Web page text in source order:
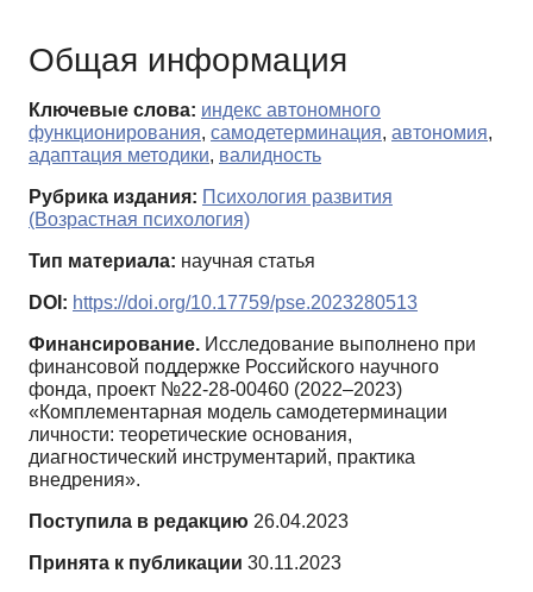
Общая информация
Ключевые слова: индекс автономного
функционирования, самодетерминация, автономия,
адаптация методики, валидность
Рубрика издания: Психология развития
(Возрастная психология)
Тип материала: научная статья
DOI: https://doi.org/10.17759/pse.2023280513
Финансирование. Исследование выполнено при
финансовой поддержке Российского научного
фонда, проект №22-28-00460 (2022–2023)
«Комплементарная модель самодетерминации
личности: теоретические основания,
диагностический инструментарий, практика
внедрения».
Поступила в редакцию 26.04.2023
Принята к публикации 30.11.2023